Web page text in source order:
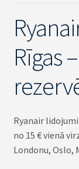
Rīgas
Ryanair
no 15 € vienā
Londonu, Oslo,